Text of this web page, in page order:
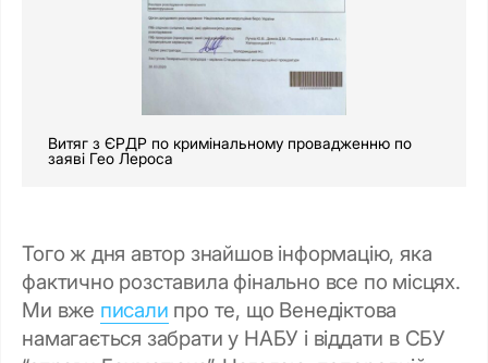
Витяг з ЄРДР по кримінальному провадженню по
заяві Гео Лероса
Того ж дня автор знайшов інформацію, яка
фактично розставила фінально все по місцях.
Ми вже писали про те, що Венедіктова
намагається забрати у НАБУ і віддати в СБУ